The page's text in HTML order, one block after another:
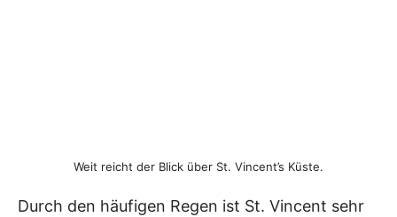
Weit reicht der Blick über St. Vincent’s Küste.
Durch den häufigen Regen ist St. Vincent sehr